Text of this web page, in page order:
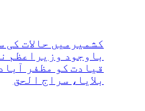
کشمیرمیں حالات کی
باوجود وزیراعظم
قیادت کو مظفر
بلایا، سراج الحق